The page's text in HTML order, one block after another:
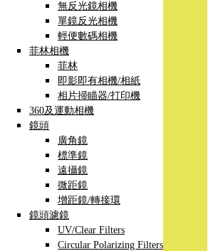
無反光鏡相機
單鏡反光相機
輕便數碼相機
菲林相機
菲林
即影即有相機/相紙
相片掃瞄器/打印機
360及運動相機
鏡頭
廣角鏡
標準鏡
遠攝鏡
微距鏡
增距鏡/轉接環
鏡頭濾鏡
UV/Clear Filters
Circular Polarizing Filters